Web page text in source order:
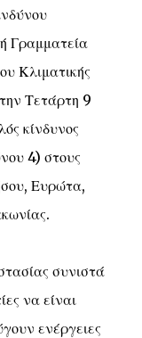
Γραμματεία
Κλιματικής
Τετάρτη 9
κίνδυνος
4) στους
Ευρώτα,
συνιστά
να είναι
ενέργειες